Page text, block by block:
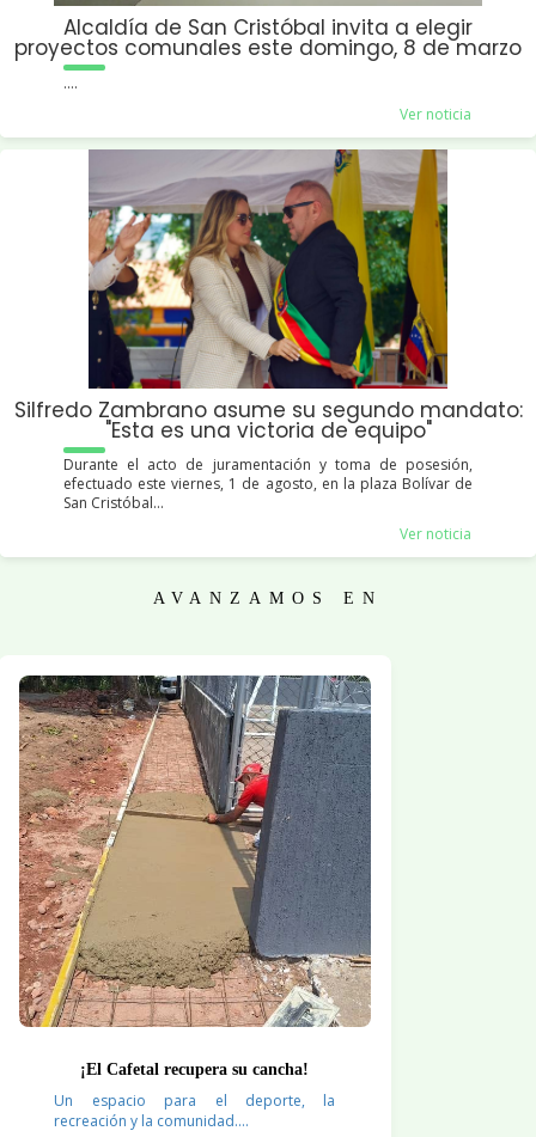
de 1.300
parte del plan de
de la vialidad.
A LA PAZ
obra escultórica
por Ivan Romero
Alcaldía de San Cristóbal invita a elegir
proyectos comunales este domingo, 8 de marzo
....
Ver noticia
Silfredo Zambrano asume su segundo mandato:
"Esta es una victoria de equipo"
Durante el acto de juramentación y toma de posesión,
efectuado este viernes, 1 de agosto, en la plaza Bolívar de
San Cristóbal...
Ver noticia
AVANZAMOS EN
¡El Cafetal recupera su cancha!
Un espacio para el deporte, la
recreación y la comunidad....